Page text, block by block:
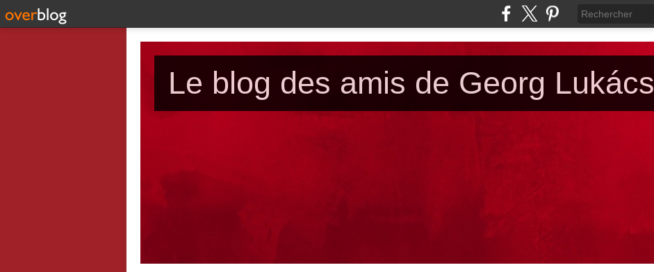
Le blog des amis de Georg Lukács